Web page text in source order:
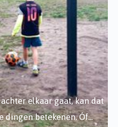
elkaar gaat, kan dat
dingen betekenen. Óf...